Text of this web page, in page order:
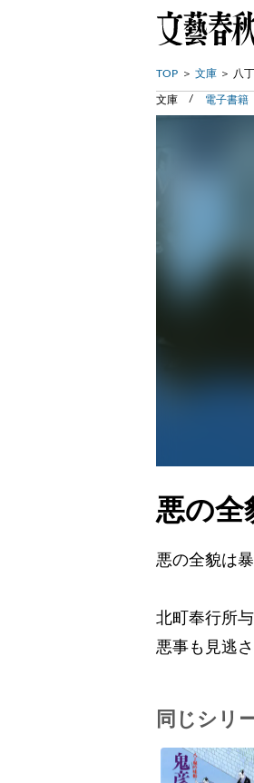
TOP 文庫 八
文庫 電子書籍
悪の全
悪の全貌は
北町奉行所
悪事も見逃
同じシリ